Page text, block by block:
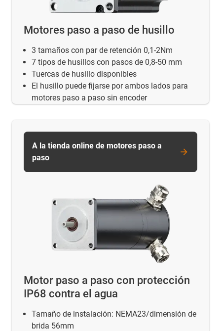
Motores paso a paso de husillo
3 tamaños con par de retención 0,1-2Nm
7 tipos de husillos con pasos de 0,8-50 mm
Tuercas de husillo disponibles
El husillo puede fijarse por ambos lados para
motores paso a paso sin encoder
Motor paso a paso con protección
IP68 contra el agua
Tamaño de instalación: NEMA23/dimensión de
brida 56mm
A la tienda online de motores paso a
paso